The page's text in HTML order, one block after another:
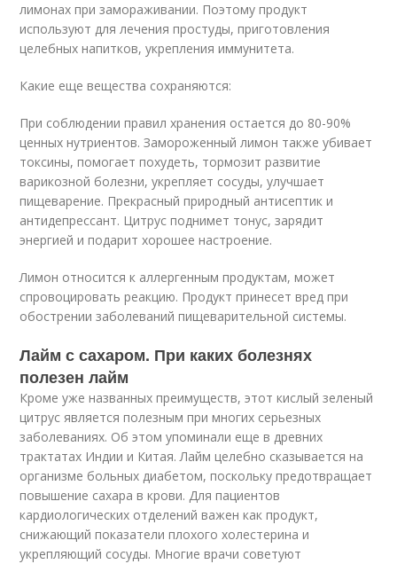
лимонах при замораживании. Поэтому продукт
используют для лечения простуды, приготовления
целебных напитков, укрепления иммунитета.
Какие еще вещества сохраняются:
При соблюдении правил хранения остается до 80-90%
ценных нутриентов. Замороженный лимон также убивает
токсины, помогает похудеть, тормозит развитие
варикозной болезни, укрепляет сосуды, улучшает
пищеварение. Прекрасный природный антисептик и
антидепрессант. Цитрус поднимет тонус, зарядит
энергией и подарит хорошее настроение.
Лимон относится к аллергенным продуктам, может
спровоцировать реакцию. Продукт принесет вред при
обострении заболеваний пищеварительной системы.
Лайм с сахаром. При каких болезнях
полезен лайм
Кроме уже названных преимуществ, этот кислый зеленый
цитрус является полезным при многих серьезных
заболеваниях. Об этом упоминали еще в древних
трактатах Индии и Китая. Лайм целебно сказывается на
организме больных диабетом, поскольку предотвращает
повышение сахара в крови. Для пациентов
кардиологических отделений важен как продукт,
снижающий показатели плохого холестерина и
укрепляющий сосуды. Многие врачи советуют